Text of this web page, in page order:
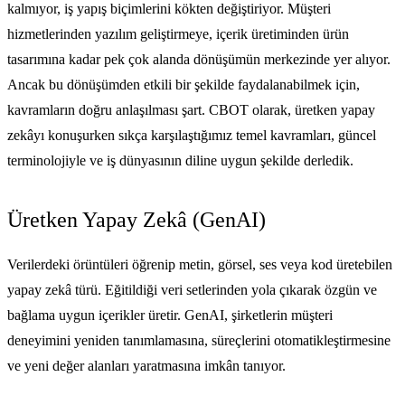
kalmıyor, iş yapış biçimlerini kökten değiştiriyor. Müşteri
hizmetlerinden yazılım geliştirmeye, içerik üretiminden ürün
tasarımına kadar pek çok alanda dönüşümün merkezinde yer alıyor.
Ancak bu dönüşümden etkili bir şekilde faydalanabilmek için,
kavramların doğru anlaşılması şart. CBOT olarak, üretken yapay
zekâyı konuşurken sıkça karşılaştığımız temel kavramları, güncel
terminolojiyle ve iş dünyasının diline uygun şekilde derledik.
Üretken Yapay Zekâ (GenAI)
Verilerdeki örüntüleri öğrenip metin, görsel, ses veya kod üretebilen
yapay zekâ türü. Eğitildiği veri setlerinden yola çıkarak özgün ve
bağlama uygun içerikler üretir. GenAI, şirketlerin müşteri
deneyimini yeniden tanımlamasına, süreçlerini otomatikleştirmesine
ve yeni değer alanları yaratmasına imkân tanıyor.